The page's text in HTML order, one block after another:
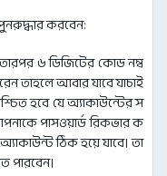
করবেন:
৬ ডিজিটের কোড নম্ব
তাহলে আবার যাবে যাচাই
হবে যে অ্যাকাউন্টের স
পাসওয়ার্ড রিকভার ক
ঠিক হয়ে যাবে। তা
পারবেন।